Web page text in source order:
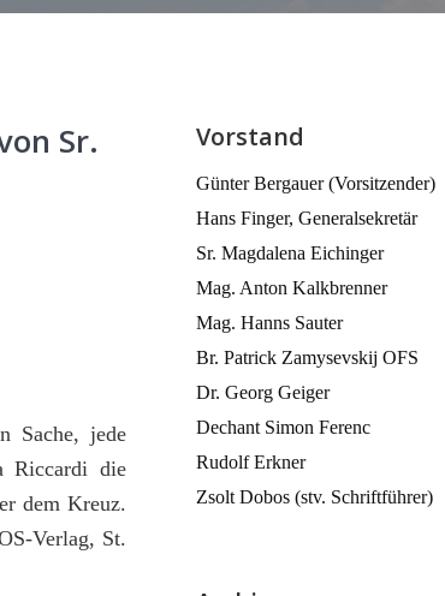
Sr.
Sache, jede
Riccardi die
dem Kreuz.
Verlag, St.
Vorstand
Günter Bergauer (Vorsitzender)
Hans Finger, Generalsekretär
Sr. Magdalena Eichinger
Mag. Anton Kalkbrenner
Mag. Hanns Sauter
Br. Patrick Zamysevskij OFS
Dr. Georg Geiger
Dechant Simon Ferenc
Rudolf Erkner
Zsolt Dobos (stv. Schriftführer)